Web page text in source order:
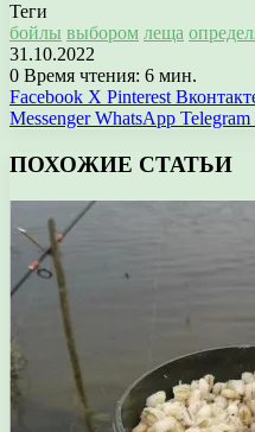
Теги
бойлы выбором леща
31.10.2022
0 Время чтения: 6 мин.
Facebook X Pinterest
Messenger WhatsApp Telegram
ПОХОЖИЕ СТАТЬИ